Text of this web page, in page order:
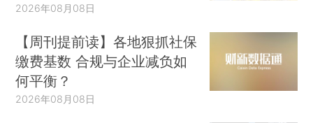
2026年08月08日
【周刊提前读】各地狠抓社保
缴费基数 合规与企业减负如
何平衡？
2026年08月08日